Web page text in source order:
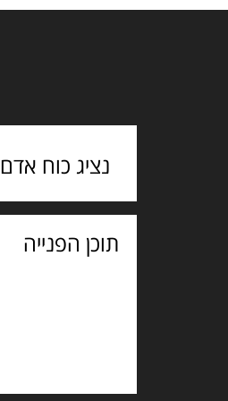
נציג כוח אדם
תוכן